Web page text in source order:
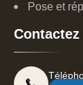
Pose et